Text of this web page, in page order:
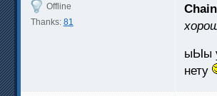
Offline
Thanks: 81
ыЫы
нету